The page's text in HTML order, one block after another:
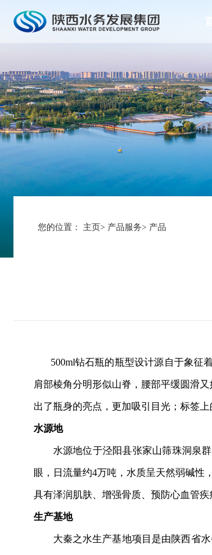
您的位置： 主页> 产品服务> 产品
500ml钻石瓶的瓶型设计源自于象征
肩部棱角分明形似山脊，腰部平缓圆滑
出了瓶身的亮点，更加吸引目光；标签
水源地
水源地位于泾阳县张家山筛珠洞泉
眼，日流量约4万吨， 水质呈天然弱碱性
具有泽润肌肤、增强骨质、预防心血管
生产基地
大秦之水生产基地项目 是由陕西省